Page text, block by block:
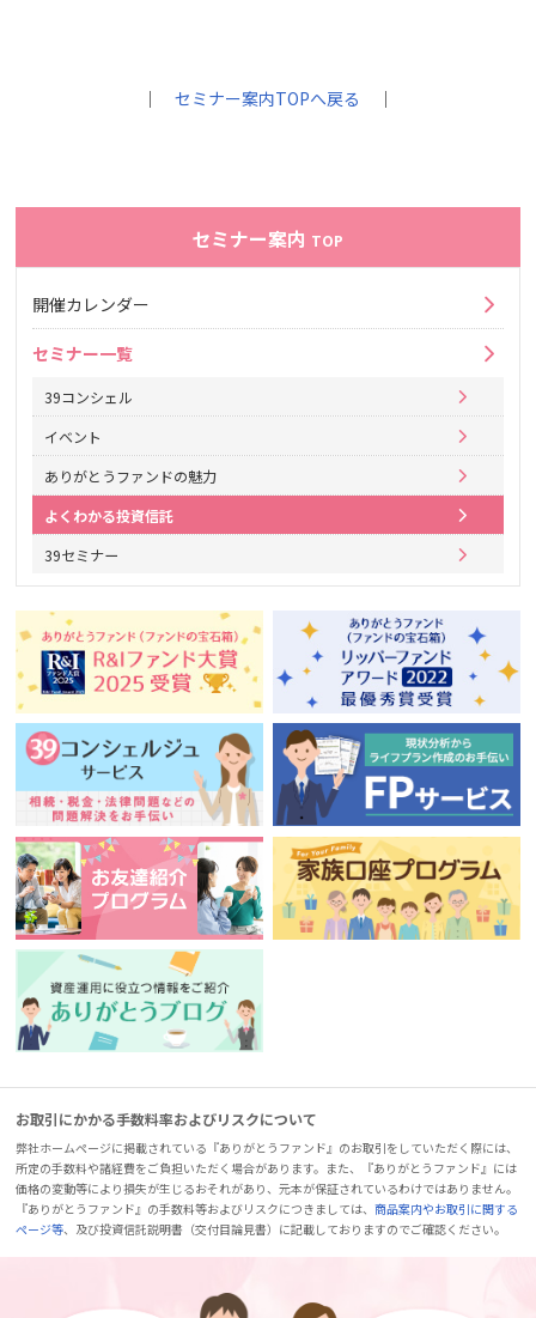
｜セミナー案内TOPへ戻る ｜
セミナー案内 TOP
開催カレンダー
セミナー一覧
39コンシェル
イベント
ありがとうファンドの魅力
よくわかる投資信託
39セミナー
お取引にかかる手数料率およびリスクについて
弊社ホームページに掲載されている『ありがとうファンド』のお取引をしていただく際には、
所定の手数料や諸経費をご負担いただく場合があります。また、『ありがとうファンド』には
価格の変動等により損失が生じるおそれがあり、元本が保証されているわけではありません。
『ありがとうファンド』の手数料等およびリスクにつきましては、商品案内やお取引に関する
ページ等、及び投資信託説明書（交付目論見書）に記載しておりますのでご確認ください。